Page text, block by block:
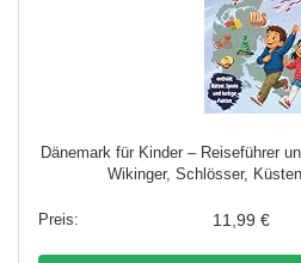
Dänemark für Kinder – Reiseführer
Wikinger, Schlösser,
11,99 €